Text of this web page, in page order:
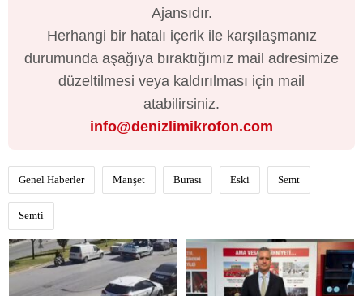
Ajansıdır.
Herhangi bir hatalı içerik ile karşılaşmanız
durumunda aşağıya bıraktığımız mail adresimize
düzeltilmesi veya kaldırılması için mail
atabilirsiniz.
info@denizlimikrofon.com
Genel Haberler Manşet Burası Eski Semt
Semti